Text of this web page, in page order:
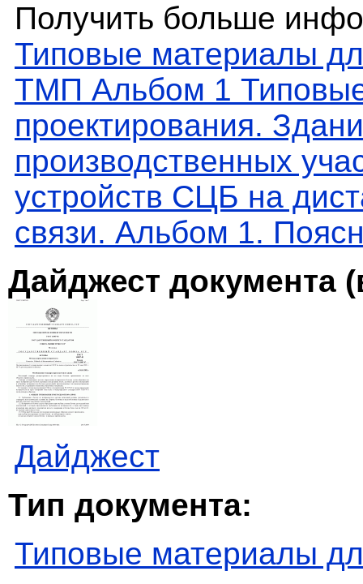
Получить больше
Типовые материалы
ТМП Альбом 1
проектирования.
производственных
устройств СЦБ на
связи. Альбом 1.
Дайджест документа
Дайджест
Тип документа:
Типовые материалы